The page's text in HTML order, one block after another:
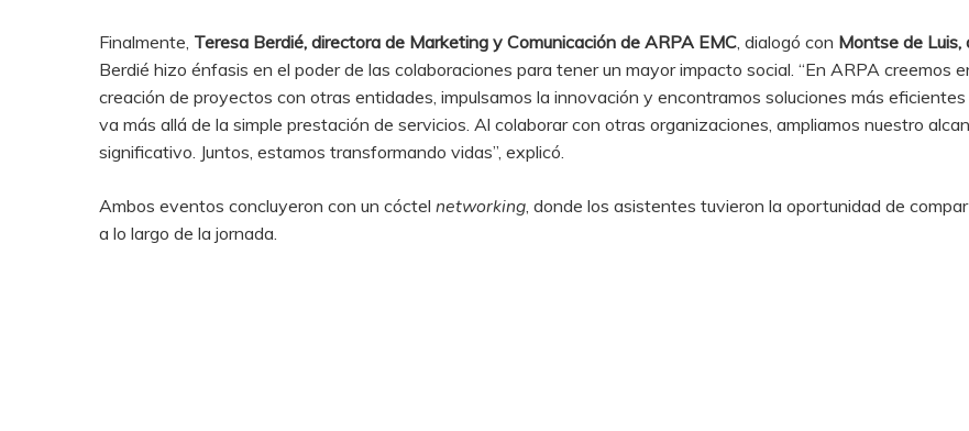
Finalmente, Teresa Berdié, directora de Marketing y Comunicación de ARPA EMC, dialogó con Montse de
Berdié hizo énfasis en el poder de las colaboraciones para tener un mayor impacto social. “En ARPA creemos
creación de proyectos con otras entidades, impulsamos la innovación y encontramos soluciones más
va más allá de la simple prestación de servicios. Al colaborar con otras organizaciones, ampliamos nuestro
significativo. Juntos, estamos transformando vidas”, explicó.
Ambos eventos concluyeron con un cóctelnetworking, donde los asistentes tuvieron la oportunidad de
a lo largo de la jornada.